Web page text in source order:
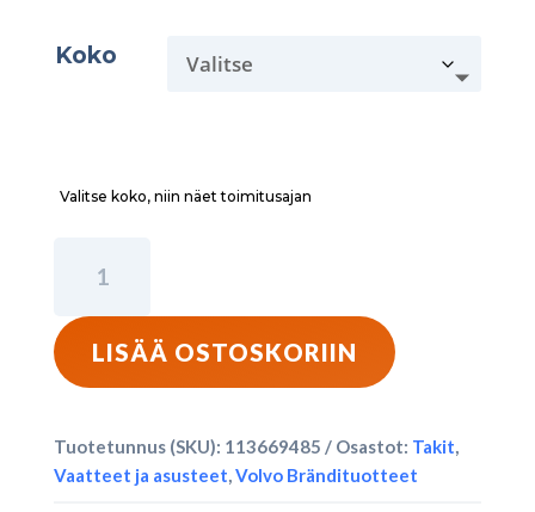
Koko
Valitse koko, niin näet toimitusajan
Word
Mark
-
Urban
Tikkitakki
-
LISÄÄ OSTOSKORIIN
Tuotetunnus (SKU): 113669485 Osastot: Takit,
Vaatteet ja asusteet,Volvo Brändituotteet